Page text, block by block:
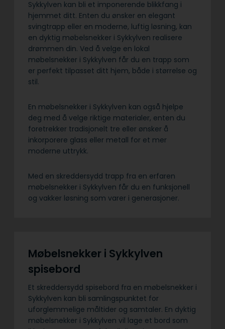
Sykkylven kan bli et imponerende blikkfang i
hjemmet ditt. Enten du ønsker en elegant
svingtrapp eller en moderne, luftig løsning, kan
en dyktig møbelsnekker i Sykkylven realisere
drømmen din. Ved å velge en lokal
møbelsnekker i Sykkylven får du en trapp som
er perfekt tilpasset ditt hjem, både i størrelse og
stil.
En møbelsnekker i Sykkylven kan også hjelpe
deg med å velge riktige materialer, enten du
foretrekker tradisjonelt tre eller ønsker å
inkorporere glass eller metall for et mer
moderne uttrykk.
Med en skreddersydd trapp fra en erfaren
møbelsnekker i Sykkylven får du en funksjonell
og vakker løsning som varer i generasjoner.
Møbelsnekker i Sykkylven
spisebord
Et skreddersydd spisebord fra en møbelsnekker i
Sykkylven kan bli samlingspunktet for
uforglemmelige måltider og samtaler. En dyktig
møbelsnekker i Sykkylven vil lage et bord som